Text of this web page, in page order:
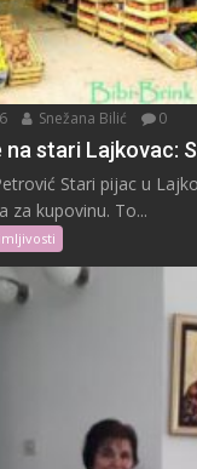
Snežana Bilić 0
na stari Lajkovac:
Stari pijac u
za kupovinu. To...